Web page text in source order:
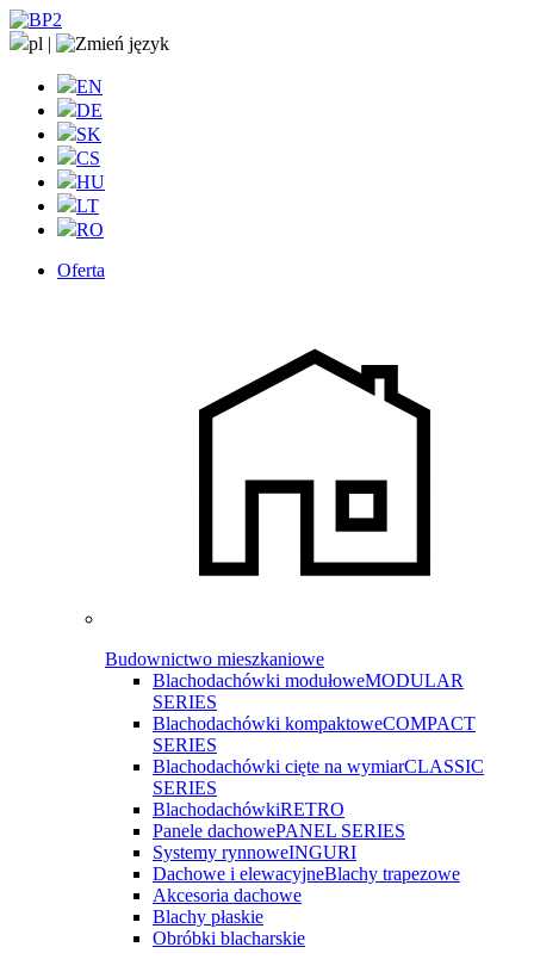
pl |
EN
DE
SK
CS
HU
LT
RO
Oferta
Budownictwo mieszkaniowe
Blachodachówki modułoweMODULAR
SERIES
Blachodachówki kompaktoweCOMPACT
SERIES
Blachodachówki cięte na wymiarCLASSIC
SERIES
BlachodachówkiRETRO
Panele dachowePANEL SERIES
Systemy rynnoweINGURI
Dachowe i elewacyjneBlachy trapezowe
Akcesoria dachowe
Blachy płaskie
Obróbki blacharskie